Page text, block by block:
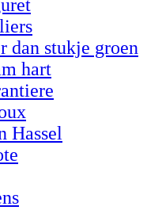
dan stukje groen
hart
Hassel